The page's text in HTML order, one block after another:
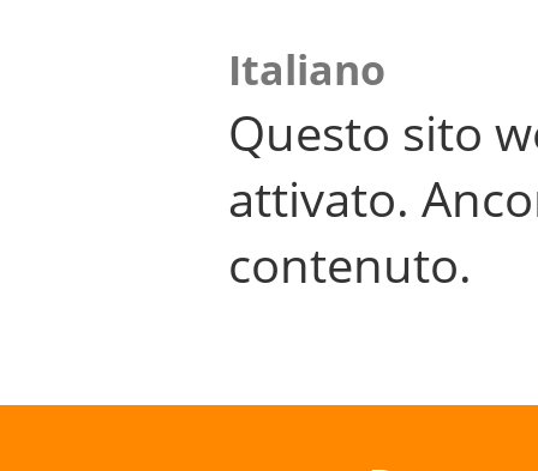
Italiano
Questo sito
attivato.
contenuto.